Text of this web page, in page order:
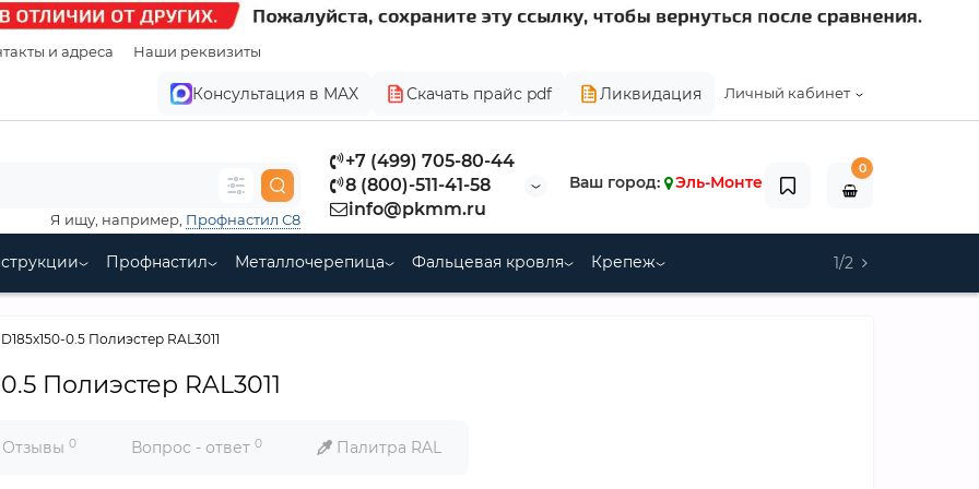
и адреса Наши реквизиты
Личный кабинет
Консультация в MAX Скачать прайс pdf Ликвидация
+7 (499) 705-80-44
8 (800)-511-41-58
info@pkmm.ru
Я ищу, например, Профнастил С8
Ваш город: Эль-Монте
0
Профнастил Металлочерепица Фальцевая кровля Крепеж 1/2
0.5 Полиэстер RAL3011
Полиэстер RAL3011
Отзывы 0 Вопрос - ответ 0 Палитра RAL